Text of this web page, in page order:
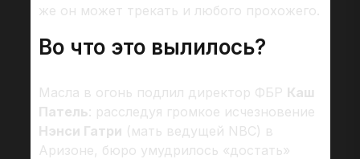
же он может трекать и любого прохожего.
Во что это вылилось?
Масла в огонь подлил директор ФБР Каш
Патель: расследуя громкое исчезновение
Нэнси Гатри (мать ведущей NBC) в
Аризоне, бюро умудрилось «достать»